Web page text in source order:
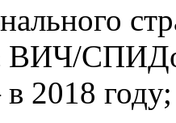
ВИЧ/
2018 году;